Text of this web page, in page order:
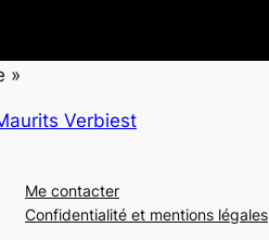
»
Verbiest
Me contacter
Confidentialité et mentions légales